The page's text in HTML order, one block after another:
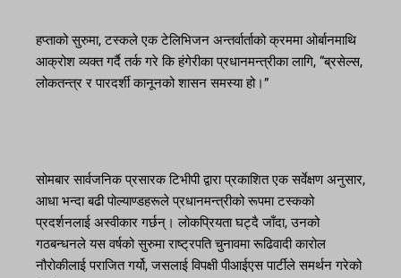
हप्ताको सुरुमा, टस्कले एक टेलिभिजन अन्तर्वार्ताको क्रममा ओर्बानमाथि
आक्रोश व्यक्त गर्दै तर्क गरे कि हंगेरीका प्रधानमन्त्रीका लागि, “ब्रसेल्स,
लोकतन्त्र र पारदर्शी कानूनको शासन समस्या हो।”
सोमबार सार्वजनिक प्रसारक टिभीपी द्वारा प्रकाशित एक सर्वेक्षण अनुसार,
आधा भन्दा बढी पोल्याण्डहरूले प्रधानमन्त्रीको रूपमा टस्कको
प्रदर्शनलाई अस्वीकार गर्छन्। लोकप्रियता घट्दै जाँदा, उनको
गठबन्धनले यस वर्षको सुरुमा राष्ट्रपति चुनावमा रूढिवादी कारोल
नौरोकीलाई पराजित गर्यो, जसलाई विपक्षी पीआईएस पार्टीले समर्थन गरेको